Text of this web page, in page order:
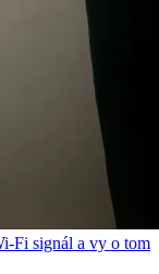
Fi signál a vy o tom